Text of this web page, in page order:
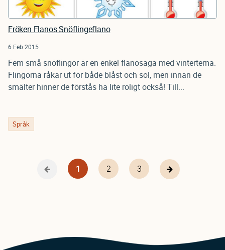
Fröken Flanos Snöflingeflano
6 Feb 2015
Fem små snöflingor är en enkel flanosaga med vintertema.
Flingorna råkar ut för både blåst och sol, men innan de
smälter hinner de förstås ha lite roligt också! Till...
Språk
PaginationFöregåendeNuvarande
sida
1 Page
2 Page
3
Nästa
sida